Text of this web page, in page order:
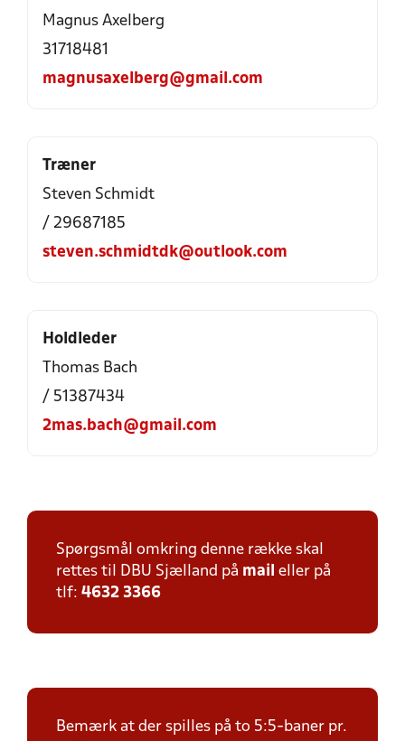
Magnus Axelberg
31718481
magnusaxelberg@gmail.com
Træner
Steven Schmidt
/ 29687185
steven.schmidtdk@outlook.com
Holdleder
Thomas Bach
/ 51387434
2mas.bach@gmail.com
Spørgsmål omkring denne række skal
rettes til DBU Sjælland på mail eller på
tlf: 4632 3366
Bemærk at der spilles på to 5:5-baner pr.